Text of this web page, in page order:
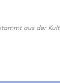
aus der